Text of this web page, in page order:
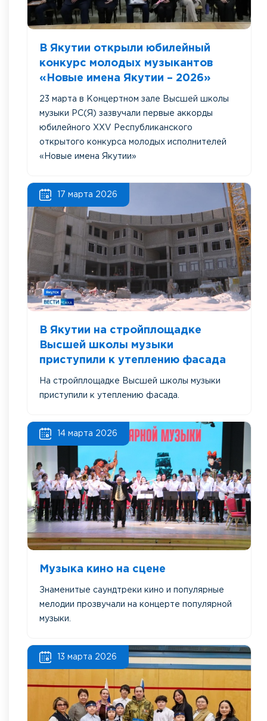
В Якутии открыли юбилейный
конкурс молодых музыкантов
«Новые имена Якутии – 2026»
23 марта в Концертном зале Высшей школы
музыки РС(Я) зазвучали первые аккорды
юбилейного XXV Республиканского
открытого конкурса молодых исполнителей
«Новые имена Якутии»
17 марта 2026
В Якутии на стройплощадке
Высшей школы музыки
приступили к утеплению фасада
На стройплощадке Высшей школы музыки
приступили к утеплению фасада.
14 марта 2026
Музыка кино на сцене
Знаменитые саундтреки кино и популярные
мелодии прозвучали на концерте популярной
музыки.
13 марта 2026